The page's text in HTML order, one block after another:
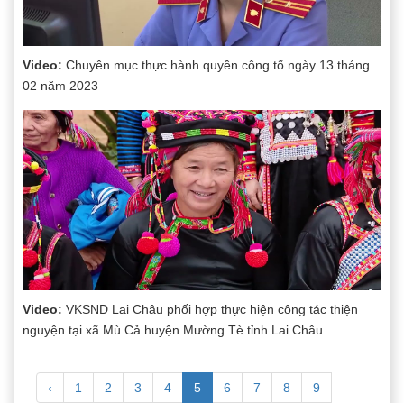
Video: Chuyên mục thực hành quyền công tố ngày 13 tháng
02 năm 2023
Video: VKSND Lai Châu phối hợp thực hiện công tác thiện
nguyện tại xã Mù Cả huyện Mường Tè tỉnh Lai Châu
‹ 1 2 3 4 5 6 7 8 9